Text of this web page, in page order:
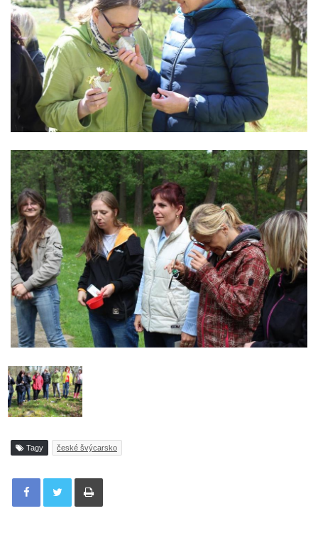
Tagy české švýcarsko
Tisknout